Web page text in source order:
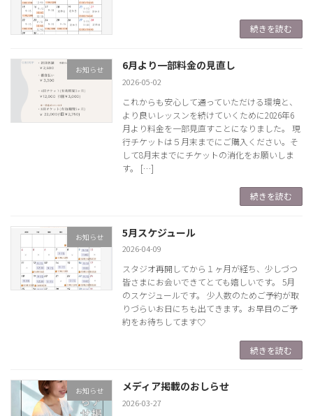
続きを読む
お知らせ 6月より一部料金の見直し
2026-05-02
これからも安心して通っていただける環境と、
より良いレッスンを続けていくために2026年6
月より料金を一部見直すことになりました。 現
行チケットは５月末までにご購入ください。そ
して8月末までにチケットの消化をお願いしま
す。 […]
続きを読む
お知らせ 5月スケジュール
2026-04-09
スタジオ再開してから１ヶ月が経ち、少しづつ
皆さまにお会いできてとても嬉しいです。 5月
のスケジュールです。 少人数のためご予約が取
りづらいお日にちも出てきます。お早目のご予
約をお待ちしてます♡
続きを読む
お知らせ メディア掲載のおしらせ
2026-03-27